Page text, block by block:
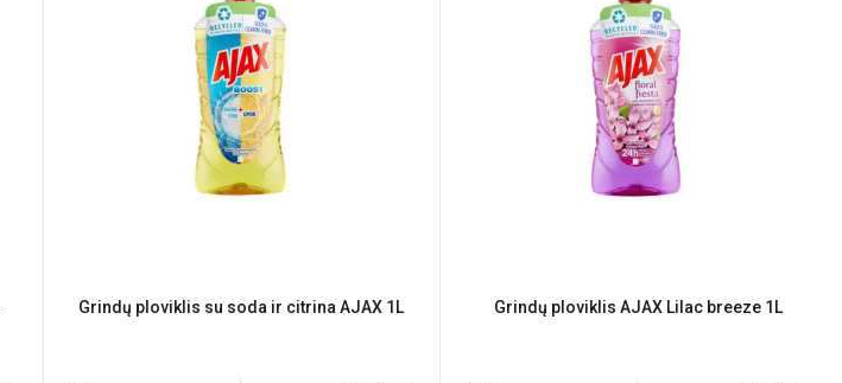
Grindų ploviklis su soda ir citrina AJAX 1L Grindų ploviklis AJAX Lilac breeze 1L